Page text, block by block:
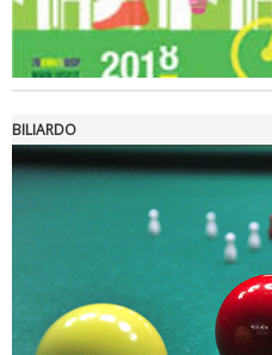
BILIARDO